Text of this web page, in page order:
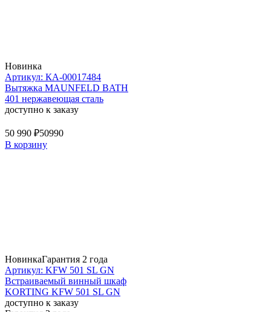
Новинка
Артикул: КА-00017484
Вытяжка MAUNFELD BATH
401 нержавеющая сталь
доступно к заказу
50 990 ₽50990
В корзину
НовинкаГарантия 2 года
Артикул: KFW 501 SL GN
Встраиваемый винный шкаф
KORTING KFW 501 SL GN
доступно к заказу